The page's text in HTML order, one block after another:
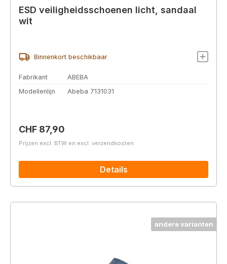
ESD veiligheidsschoenen licht, sandaal
wit
Binnenkort beschikbaar
Fabrikant
ABEBA
Modellenlijn
Abeba 7131031
Normale prijs:
CHF 87,90
Prijzen excl. BTW en excl. verzendkosten
Details
andere varianten